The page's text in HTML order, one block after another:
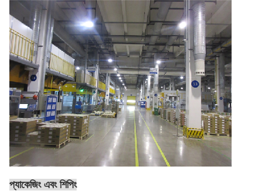
প্যাকেজিং এবং শিপিং